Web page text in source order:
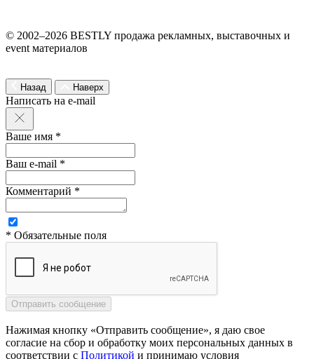
© 2002–2026 BESTLY продажа рекламных, выставочных и
event материалов
Назад Наверх
Написать на e-mail
Ваше имя *
Ваш e-mail *
Комментарий *
* Обязательные поля
Нажимая кнопку «Отправить сообщение», я даю свое
согласие на сбор и обработку моих персональных данных в
соответствии с Политикой и принимаю условия